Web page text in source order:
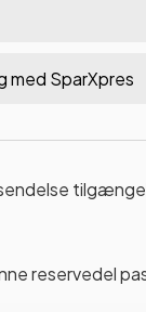
med SparXpres
reservedel